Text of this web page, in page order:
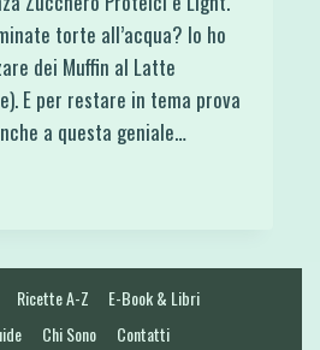
torte all’acqua? Io ho
dei Muffin al Latte
E per restare in tema prova
a questa geniale…
Ricette A-Z
E-Book & Libri
Chi Sono Contatti